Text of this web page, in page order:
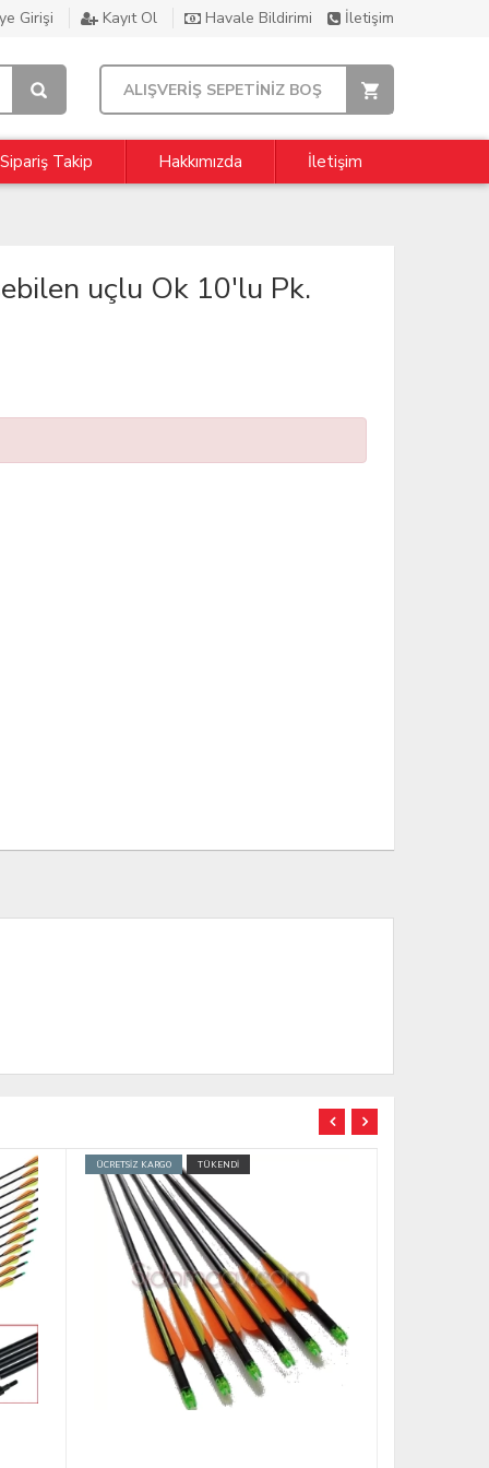
Girişi Kayıt Ol Havale Bildirimi İletişim
ALIŞVERİŞ SEPETİNİZ BOŞ
Sipariş Takip Hakkımızda İletişim
uçlu Ok 10'lu Pk.
TÜKENDİ